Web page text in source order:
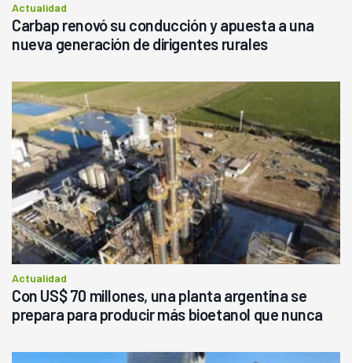
Actualidad
Carbap renovó su conducción y apuesta a una
nueva generación de dirigentes rurales
Actualidad
Con US$ 70 millones, una planta argentina se
prepara para producir más bioetanol que nunca